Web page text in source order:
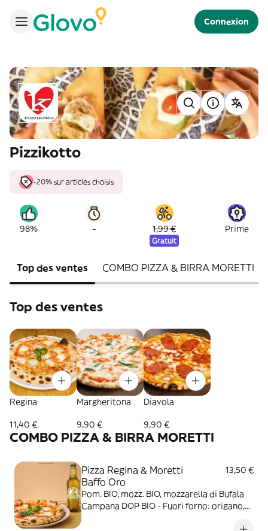
Connexion
Pizzikotto
-20% sur articles choisis
98% - 1,99 €
Gratuit
Prime
Top des ventes COMBO PIZZA & BIRRA MORETTI
Top des ventes
Regina
11,40 €
Margheritona
9,90 €
Diavola
9,90 €
COMBO PIZZA & BIRRA MORETTI
Pizza Regina & Moretti
Baffo Oro
13,50 €
Pom. BIO, mozz. BIO, mozzarella di Bufala
Campana DOP BIO - Fuori forno: origano,